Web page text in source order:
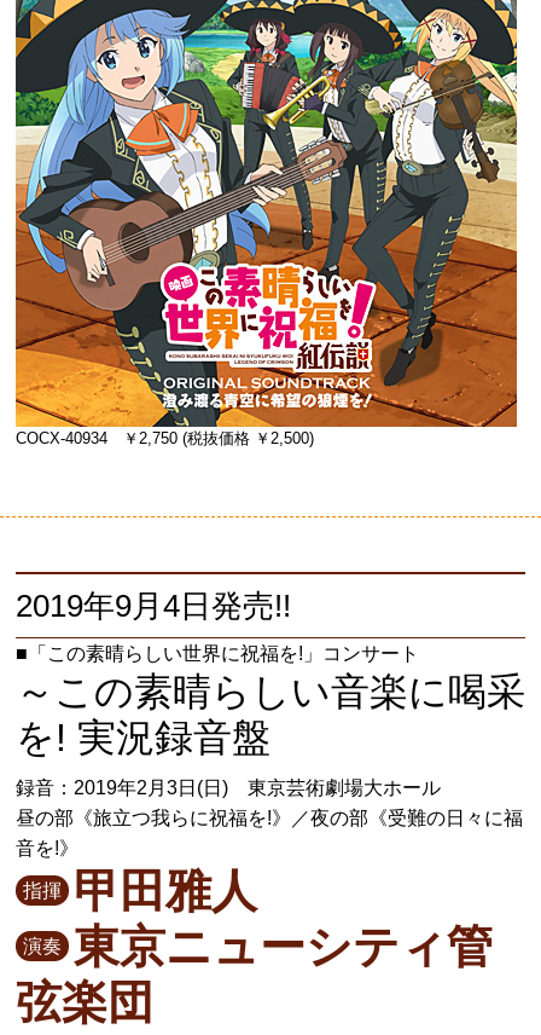
COCX-40934 ￥2,750 (税抜価格 ￥2,500)
2019年9月4日発売!!
■「この素晴らしい世界に祝福を!」コンサート
～この素晴らしい音楽に喝采
を! 実況録音盤
録音：2019年2月3日(日) 東京芸術劇場大ホール
昼の部《旅立つ我らに祝福を!》／夜の部《受難の日々に福
音を!》
指揮 甲田雅人
演奏
東京ニューシティ管
弦楽団